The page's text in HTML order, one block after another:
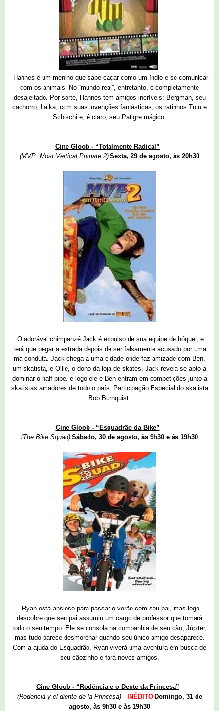
Hannes é um menino que sabe caçar como um índio e se comunicar
com os animais. No “mundo real”, entretanto, é completamente
desajeitado. Por sorte, Hannes tem amigos incríveis: Bergman, seu
cachorro; Laika, com suas invenções fantásticas; os ratinhos Tutu e
Schischi e, é claro, seu Patigre mágico.
Cine Gloob - “Totalmente Radical”
(MVP: Most Vertical Primate 2) Sexta, 29 de agosto, às 20h30
O adorável chimpanzé Jack é expulso de sua equipe de hóquei, e
terá que pegar a estrada depois de ser falsamente acusado por uma
má conduta. Jack chega a uma cidade onde faz amizade com Ben,
um skatista, e Ollie, o dono da loja de skates. Jack revela-se apto a
dominar o half-pipe, e logo ele e Ben entram em competições junto a
skatistas amadores de todo o país. Participação Especial do skatista
Bob Burnquist.
Cine Gloob - “Esquadrão da Bike”
(The Bike Squad) Sábado, 30 de agosto, às 9h30 e às 19h30
Ryan está ansioso para passar o verão com seu pai, mas logo
descobre que seu pai assumiu um cargo de professor que tomará
todo o seu tempo. Ele se consola na companhia de seu cão, Júpiter,
mas tudo parece desmoronar quando seu único amigo desaparece.
Com a ajuda do Esquadrão, Ryan viverá uma aventura em busca de
seu cãozinho e fará novos amigos.
Cine Gloob - “Rodência e o Dente da Princesa”
(Rodencia y el diente de la Princesa) -
INÉDITO Domingo, 31 de
agosto, às 9h30 e às 19h30